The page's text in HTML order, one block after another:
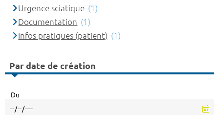
Urgence sciatique (1)
Documentation (1)
Infos pratiques (patient) (1)
Par date de création
Du